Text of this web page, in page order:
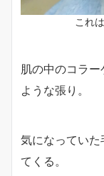
これ
肌の中のコラ
ような張り。
気になってい
てくる。